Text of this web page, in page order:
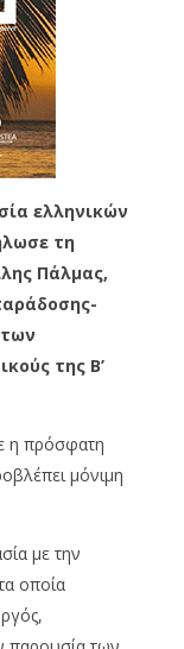
ελληνικών
τη
Πάλμας,
της Β’
η πρόσφατη
μόνιμη
με την
οποία